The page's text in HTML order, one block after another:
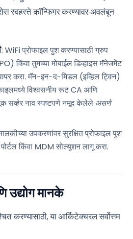
स्वहस्ते कॉन्फिगर करण्यावर अवलंबून
: WiFi प्रोफाइल पुश करण्यासाठी ग्रुप
किंवा तुमच्या मोबाईल डिव्हाइस मॅनेजमेंट
करा. मॅन-इन-द-मिडल (इव्हिल ट्विन)
विश्वसनीय रूट CA आणि
सर्व्हर नाव स्पष्टपणे नमूद केलेले असणे
मालकीच्या उपकरणांवर सुरक्षित प्रोफाइल पुश
किंवा MDM सोल्यूशन लागू करा.
उद्योग मानके
करण्यासाठी, या आर्किटेक्चरल सर्वोत्तम